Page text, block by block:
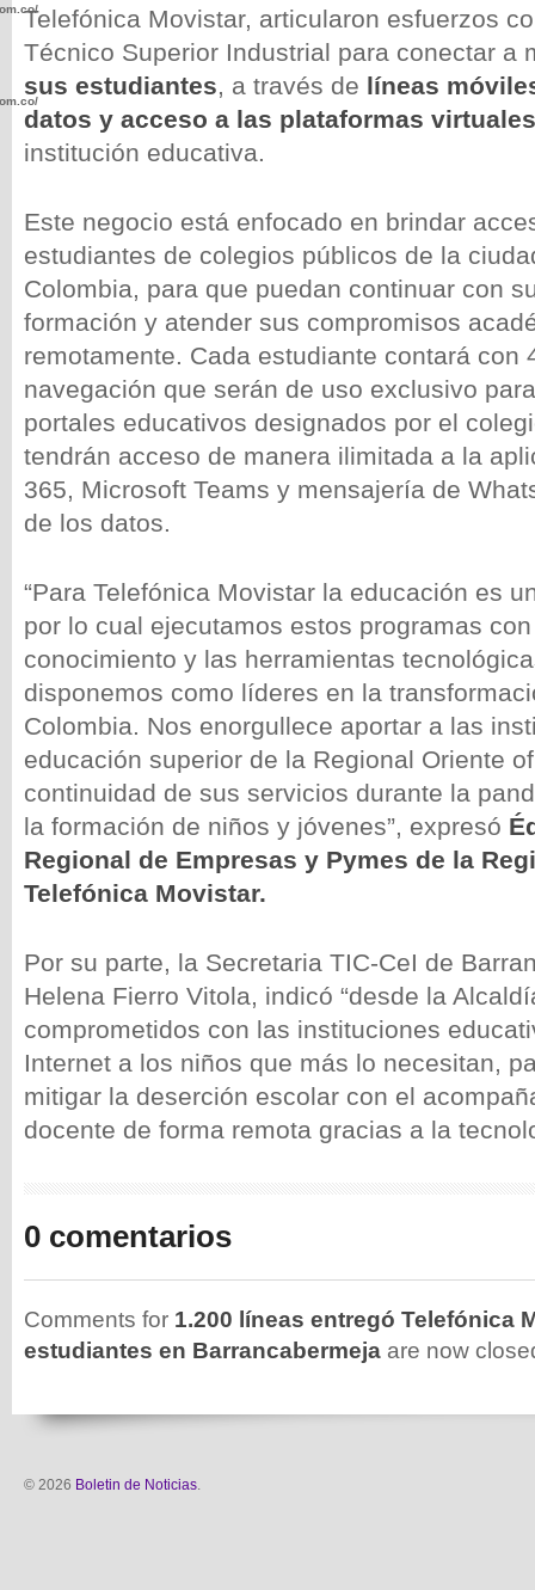
Telefónica Movistar, articularon esfuerzos
Técnico Superior Industrial para conectar a
sus estudiantes, a través de líneas
datos y acceso a las plataformas
institución educativa.
Este negocio está enfocado en brindar
estudiantes de colegios públicos de la
Colombia, para que puedan continuar con
formación y atender sus compromisos
remotamente. Cada estudiante contará con
navegación que serán de uso exclusivo
portales educativos designados por el
tendrán acceso de manera ilimitada a la
365, Microsoft Teams y mensajería de
de los datos.
“Para Telefónica Movistar la educación es
por lo cual ejecutamos estos programas
conocimiento y las herramientas
disponemos como líderes en la
Colombia. Nos enorgullece aportar a las
educación superior de la Regional Oriente
continuidad de sus servicios durante la
la formación de niños y jóvenes”, expresó
Regional de Empresas y Pymes de la
Telefónica Movistar.
Por su parte, la Secretaria TIC-CeI de
Helena Fierro Vitola, indicó “desde la
comprometidos con las instituciones
Internet a los niños que más lo necesitan,
mitigar la deserción escolar con el
docente de forma remota gracias a la
0 comentarios
Comments for 1.200 líneas entregó Telefónica
estudiantes en Barrancabermeja are now
© 2026 Boletin de Noticias.
wp-
wp-
wp-
wp-